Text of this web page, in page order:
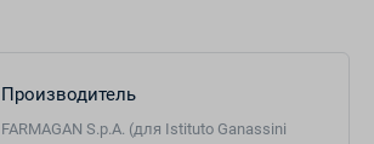
Производитель
FARMAGAN S.p.A. (для Istituto Ganassini